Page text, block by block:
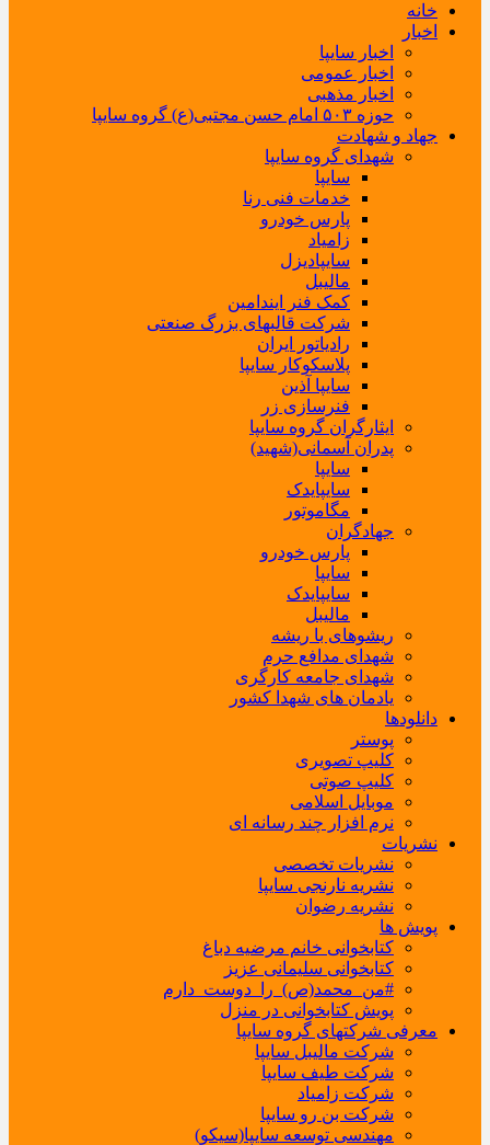
خانه
اخبار
اخبار سایپا
اخبار عمومی
اخبار مذهبی
حوزه ۵۰۳ امام حسن مجتبی(ع) گروه سایپا
جهاد و شهادت
شهدای گروه سایپا
سایپا
خدمات فنی رنا
پارس خودرو
زامیاد
سایپادیزل
مالیبل
کمک فنر ایندامین
شرکت قالبهای بزرگ صنعتی
رادیاتور ایران
پلاسکوکار سایپا
سایپا آذین
فنرسازی زر
ایثارگران گروه سایپا
پدران آسمانی(شهید)
سایپا
سایپایدک
مگاموتور
جهادگران
پارس خودرو
سایپا
سایپایدک
مالیبل
ریشوهای با ریشه
شهدای مدافع حرم
شهدای جامعه کارگری
یادمان های شهدا کشور
دانلودها
پوستر
کلیپ تصویری
کلیپ صوتی
موبایل اسلامی
نرم افزار چند رسانه ای
نشریات
نشریات تخصصی
نشریه نارنجی سایپا
نشریه رضوان
پویش ها
کتابخوانی خانم مرضیه دباغ
کتابخوانی سلیمانی عزیز
#من_محمد(ص)_را_دوست_دارم
پویش کتابخوانی در منزل
معرفی شرکتهای گروه سایپا
شرکت مالیبل سایپا
شرکت طیف سایپا
شرکت زامیاد
شرکت بن رو سایپا
مهندسی توسعه سایپا(سیکو)